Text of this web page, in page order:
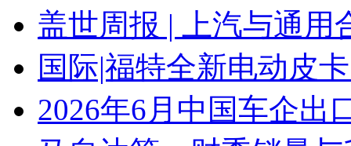
盖世周报 | 上汽与通用
国际|福特全新电动皮
2026年6月中国车企出